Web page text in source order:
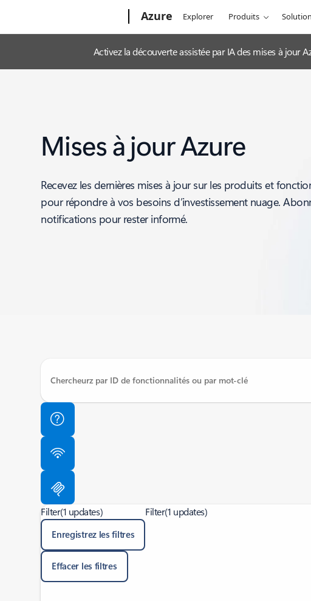
Azure Explorer Produits
Activez la découverte assistée par IA des mises à jour
Mises à jour Azure
Recevez les dernières mises à jour sur les produits et
pour répondre à vos besoins d’investissement nuage.
notifications pour rester informé.
Filter(1 updates)
Enregistrez les filtres
Effacer les filtres
Filter(1 updates)